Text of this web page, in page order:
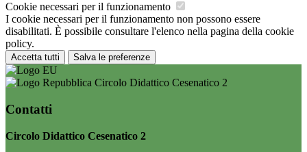
Cookie necessari per il funzionamento
I cookie necessari per il funzionamento non possono essere
disabilitati. È possibile consultare l'elenco nella pagina della cookie
policy.
Accetta tutti Salva le preferenze
Circolo Didattico Cesenatico 2
Contatti
Circolo Didattico Cesenatico 2